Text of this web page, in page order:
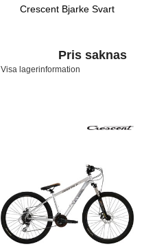
Crescent Bjarke Svart
Pris saknas
Visa lagerinformation